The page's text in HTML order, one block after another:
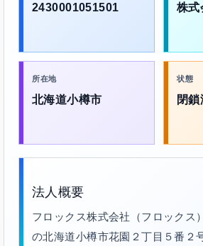
2430001051501 株式
所在地
北海道小樽市
状態
閉鎖
法人概要
フロックス株式会社（フロックス
の北海道小樽市花園２丁目５番２